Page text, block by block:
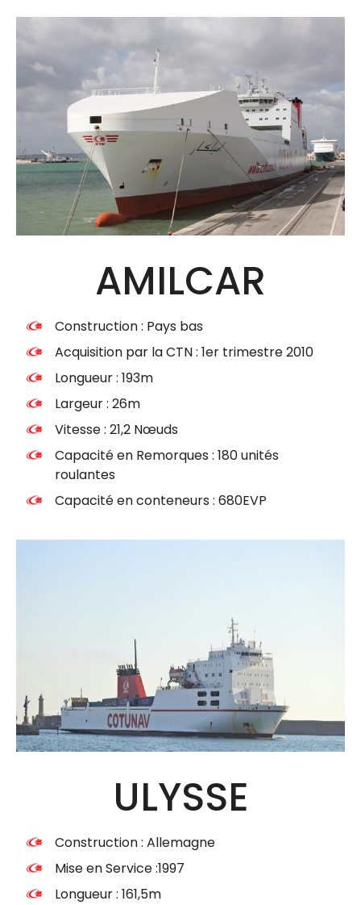
AMILCAR
Construction : Pays bas
Acquisition par la CTN : 1er trimestre 2010
Longueur : 193m
Largeur : 26m
Vitesse : 21,2 Nœuds
Capacité en Remorques : 180 unités
roulantes
Capacité en conteneurs : 680EVP
ULYSSE
Construction : Allemagne
Mise en Service :1997
Longueur : 161,5m